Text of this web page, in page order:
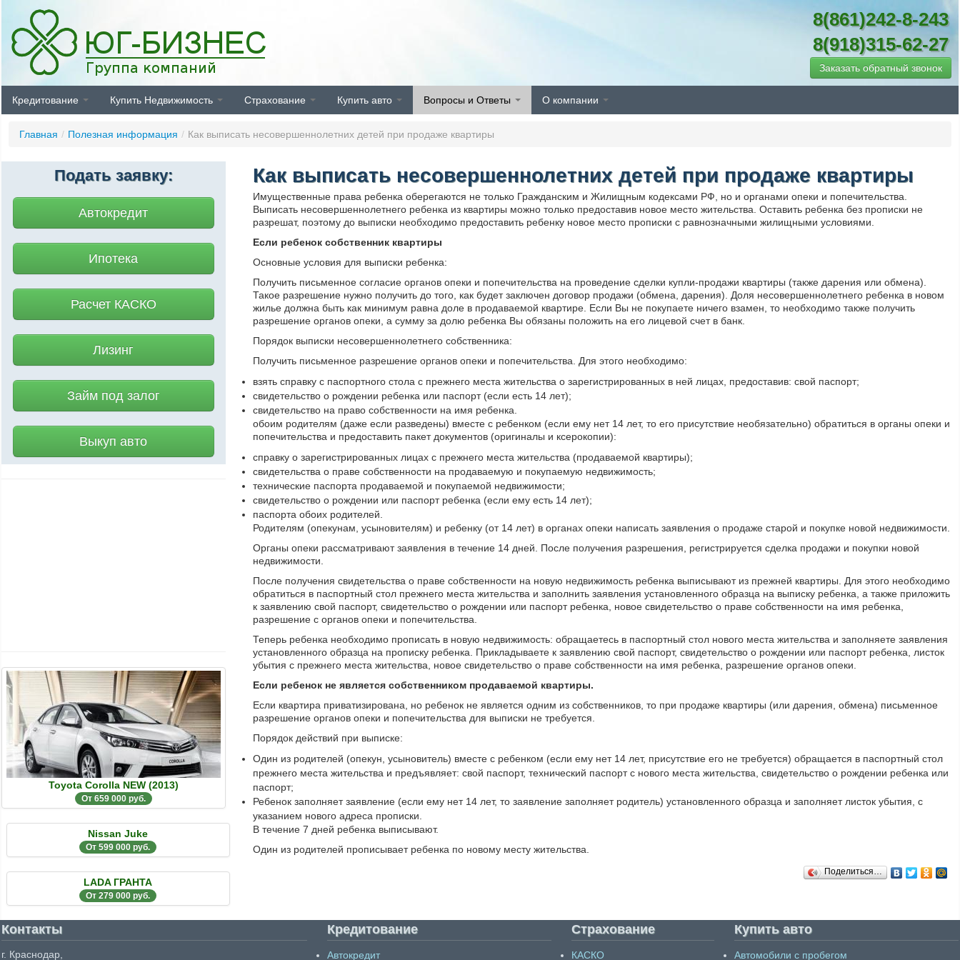
8(861)242-8-243
8(918)315-62-27
Заказать обратный звонок
Кредитование Купить Недвижимость Страхование Купить авто Вопросы и Ответы О компании
Главная / Полезная информация / Как выписать несовершеннолетних детей при продаже квартиры
Подать заявку:
Автокредит
Ипотека
Расчет КАСКО
Лизинг
Займ под залог
Выкуп авто
Toyota Corolla NEW (2013)
От 659 000 руб.
Nissan Juke
От 599 000 руб.
LADA ГРАНТА
От 279 000 руб.
Как выписать несовершеннолетних детей при продаже квартиры
Имущественные права ребенка оберегаются не только Гражданским и Жилищным кодексами РФ, но и органами опеки и попечительства.
Выписать несовершеннолетнего ребенка из квартиры можно только предоставив новое место жительства. Оставить ребенка без прописки не
разрешат, поэтому до выписки необходимо предоставить ребенку новое место прописки с равнозначными жилищными условиями.
Если ребенок собственник квартиры
Основные условия для выписки ребенка:
Получить письменное согласие органов опеки и попечительства на проведение сделки купли-продажи квартиры (также дарения или обмена).
Такое разрешение нужно получить до того, как будет заключен договор продажи (обмена, дарения). Доля несовершеннолетнего ребенка в новом
жилье должна быть как минимум равна доле в продаваемой квартире. Если Вы не покупаете ничего взамен, то необходимо также получить
разрешение органов опеки, а сумму за долю ребенка Вы обязаны положить на его лицевой счет в банк.
Порядок выписки несовершеннолетнего собственника:
Получить письменное разрешение органов опеки и попечительства. Для этого необходимо:
взять справку с паспортного стола с прежнего места жительства о зарегистрированных в ней лицах, предоставив: свой паспорт;
свидетельство о рождении ребенка или паспорт (если есть 14 лет);
свидетельство на право собственности на имя ребенка.
обоим родителям (даже если разведены) вместе с ребенком (если ему нет 14 лет, то его присутствие необязательно) обратиться в органы опеки и
попечительства и предоставить пакет документов (оригиналы и ксерокопии):
справку о зарегистрированных лицах с прежнего места жительства (продаваемой квартиры);
свидетельства о праве собственности на продаваемую и покупаемую недвижимость;
технические паспорта продаваемой и покупаемой недвижимости;
свидетельство о рождении или паспорт ребенка (если ему есть 14 лет);
паспорта обоих родителей.
Родителям (опекунам, усыновителям) и ребенку (от 14 лет) в органах опеки написать заявления о продаже старой и покупке новой недвижимости.
Органы опеки рассматривают заявления в течение 14 дней. После получения разрешения, регистрируется сделка продажи и покупки новой
недвижимости.
После получения свидетельства о праве собственности на новую недвижимость ребенка выписывают из прежней квартиры. Для этого необходимо
обратиться в паспортный стол прежнего места жительства и заполнить заявления установленного образца на выписку ребенка, а также приложить
к заявлению свой паспорт, свидетельство о рождении или паспорт ребенка, новое свидетельство о праве собственности на имя ребенка,
разрешение с органов опеки и попечительства.
Теперь ребенка необходимо прописать в новую недвижимость: обращаетесь в паспортный стол нового места жительства и заполняете заявления
установленного образца на прописку ребенка. Прикладываете к заявлению свой паспорт, свидетельство о рождении или паспорт ребенка, листок
убытия с прежнего места жительства, новое свидетельство о праве собственности на имя ребенка, разрешение органов опеки.
Если ребенок не является собственником продаваемой квартиры.
Если квартира приватизирована, но ребенок не является одним из собственников, то при продаже квартиры (или дарения, обмена) письменное
разрешение органов опеки и попечительства для выписки не требуется.
Порядок действий при выписке:
Один из родителей (опекун, усыновитель) вместе с ребенком (если ему нет 14 лет, присутствие его не требуется) обращается в паспортный стол
прежнего места жительства и предъявляет: свой паспорт, технический паспорт с нового места жительства, свидетельство о рождении ребенка или
паспорт;
Ребенок заполняет заявление (если ему нет 14 лет, то заявление заполняет родитель) установленного образца и заполняет листок убытия, с
указанием нового адреса прописки.
В течение 7 дней ребенка выписывают.
Один из родителей прописывает ребенка по новому месту жительства.
Поделиться…
Контакты
г. Краснодар,
Кредитование
Автокредит
Страхование
КАСКО
Купить авто
Автомобили с пробегом